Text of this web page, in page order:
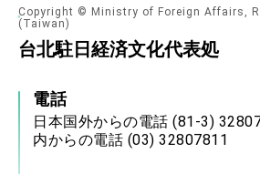
Copyright © Ministry of Foreign Affairs,
(Taiwan)
台北駐日経済文化代表処
電話
日本国外からの電話 (81-3)
内からの電話 (03) 32807811